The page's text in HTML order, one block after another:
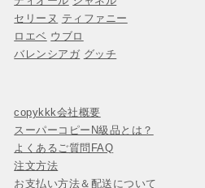
セリーヌ ティファニー
ロエベ ウブロ
バレンシアガ グッチ
copykkk会社概要
スーパーコピーN級品とは？
よくあるご質問FAQ
注文方法
お支払い方法＆配送について